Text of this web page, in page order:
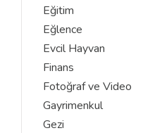
Eğitim
Eğlence
Evcil Hayvan
Finans
Fotoğraf ve Video
Gayrimenkul
Gezi